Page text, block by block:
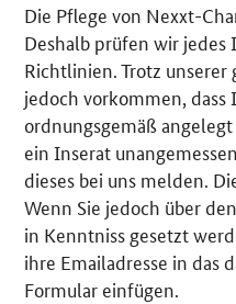
Die Pflege von Nexxt-
Deshalb prüfen wir jedes
Richtlinien. Trotz unserer
jedoch vorkommen, dass
ordnungsgemäß
ein Inserat
dieses bei uns melden.
Wenn Sie jedoch über
in Kenntniss gesetzt
ihre Emailadresse in das
Formular einfügen.